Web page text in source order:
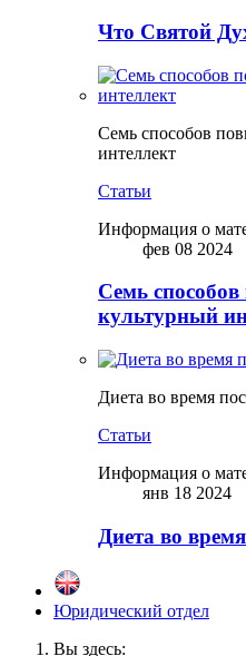
Что Святой
Семь способов
интеллект
Статьи
Информация о
фев 08 2024
Семь
культурный
Диета во время
Статьи
Информация о
янв 18 2024
Диета во
Юридический отдел
Вы здесь: